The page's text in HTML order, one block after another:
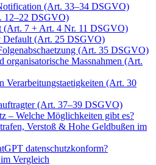
(Art. 33–34 DSGVO)
12–22 DSGVO)
(Art. 7 + Art. 4 Nr. 11 DSGVO)
Default (Art. 25 DSGVO)
(Art. 35 DSGVO)
organisatorische Massnahmen (Art.
Verarbeitungstaetigkeiten (Art. 30
(Art. 37–39 DSGVO)
– Welche Möglichkeiten gibt es?
Verstoß & Hohe Geldbußen im
datenschutzkonform?
Vergleich